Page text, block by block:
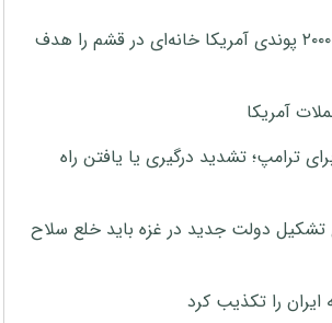
نیویورک‌تایمز: بمب ۲۰۰۰ پوندی آمریکا خانه‌ای در قشم را هدف
آمریکا
ترامپ؛ تشدید درگیری یا یافتن راه
دولت جدید در غزه باید خلع سلاح
را تکذیب کرد